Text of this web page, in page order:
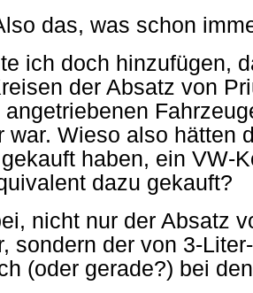
das, was schon
ich doch hinzufügen,
der Absatz von
war. Wieso also hätten
haben, ein VW-
dazu gekauft?
nicht nur der Absatz
sondern der von 3-
(oder gerade?) bei